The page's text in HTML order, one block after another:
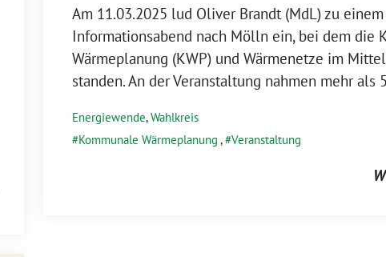
Am 11.03.2025 lud Oliver Brandt (MdL) zu einem
Informationsabend nach Mölln ein, bei dem die
Wärmeplanung (KWP) und Wärmenetze im
standen. An der Veranstaltung nahmen mehr als
Energiewende,Wahlkreis
Kommunale Wärmeplanung , Veranstaltung